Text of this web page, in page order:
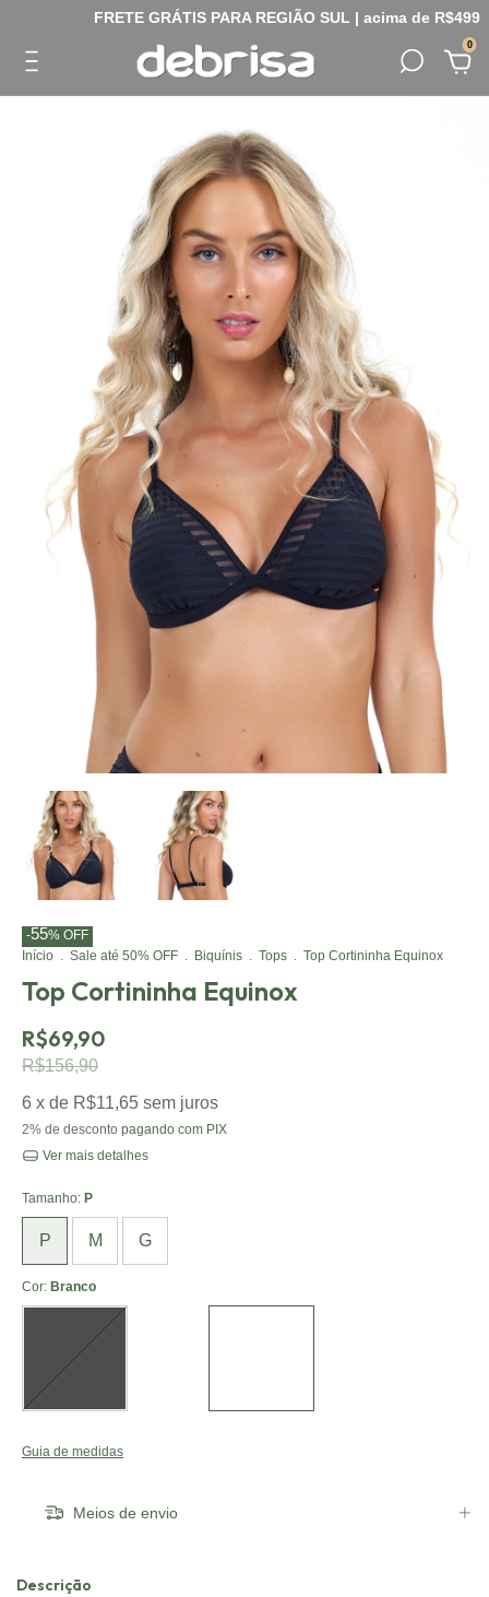
0
Início . Sale até 50% OFF . Biquínis . Tops . Top Cortininha Equinox
Top Cortininha Equinox
R$69,90
-55% OFF
R$156,90
6 x de R$11,65 sem juros
2% de desconto pagando com PIX
Ver mais detalhes
Tamanho: P
P M G
Cor: Branco
Guia de medidas
Meios de envio
Descrição
FRETE GRÁTIS PARA REGIÃO SUL | acima de R$499